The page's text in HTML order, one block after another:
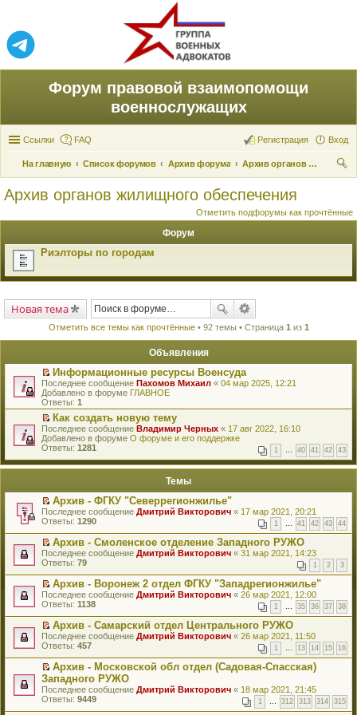
Форум правовой взаимопомощи
военнослужащих
Ссылки FAQ Вход
Регистрация
На главную Список форумов Архив форума
Архив органов жилищного обеспечения
Архив органов жилищного обеспечения
Отметить подфорумы как прочтённые
Форум
Риэлторы по городам
Новая тема
Отметить все темы как прочтённые• 92 темы • Страница 1 из 1
Объявления
П
е
р
е
й
т
и
к
е
о
м
у
н
е
п
р
о
и
т
а
н
н
о
м
у
с
о
о
б
щ
Информационные ресурсы Военсуда
Последнее сообщение Пахомов Михаил « 04 мар 2025, 12:21
Добавлено в форуме ГЛАВНОЕ
Ответы: 1
П
е
р
й
к
п
е
р
в
о
м
у
е
п
р
о
ч
и
т
а
н
н
о
м
у
с
Как создать новую тему
Последнее сообщение Владимир Черных « 17 авг 2022, 16:10
Добавлено в форуме О форуме и его поддержке
Ответы: 1281 1 … 40 41 42 43
Темы
П
е
е
й
т
и
к
п
е
р
в
о
м
у
е
п
р
о
ч
и
Архив - ФГКУ "Северрегионжилье"
Последнее сообщение Дмитрий Викторович « 17 мар 2021, 20:21
Ответы: 1290 1 … 41 42 43 44
П
е
е
й
т
и
к
п
е
р
в
о
м
у
н
е
Архив - Смоленское отделение Западного РУЖО
Последнее сообщение Дмитрий Викторович « 31 мар 2021, 14:23
Ответы: 79 1 2 3
П
е
е
й
т
и
к
п
е
р
в
Архив - Воронеж 2 отдел ФГКУ "Западрегионжилье"
Последнее сообщение Дмитрий Викторович « 26 мар 2021, 12:00
Ответы: 1138 1 … 35 36 37 38
П
е
е
й
т
и
к
п
Архив - Самарский отдел Центрального РУЖО
Последнее сообщение Дмитрий Викторович « 26 мар 2021, 11:50
Ответы: 457 1 … 13 14 15 16
П
е
р
е
Архив - Московской обл отдел (Садовая-Спасская)
Западного РУЖО
Последнее сообщение Дмитрий Викторович « 18 мар 2021, 21:45
Ответы: 9449 1 … 312 313 314 315